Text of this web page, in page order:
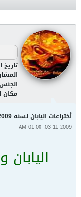
تاريخ
مكان
أختراعات اليابان لسنه 2009
03-11-2009, 01:00 AM
اليابان